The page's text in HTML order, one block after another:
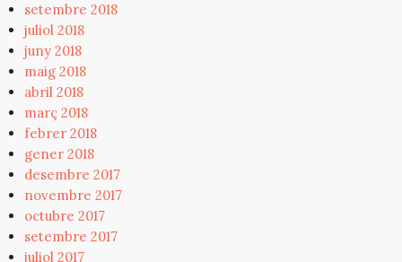
setembre 2018
juliol 2018
juny 2018
maig 2018
abril 2018
març 2018
febrer 2018
gener 2018
desembre 2017
novembre 2017
octubre 2017
setembre 2017
juliol 2017